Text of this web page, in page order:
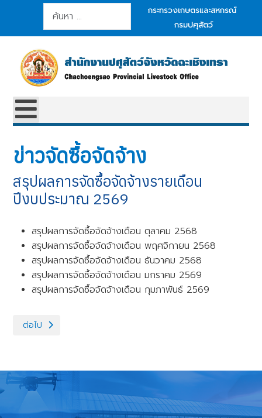
การค้นหา
กระทรวงเกษตรและสหกรณ์
กรมปศุสัตว์
ข่าวจัดซื้อจัดจ้าง
สรุปผลการจัดซื้อจัดจ้างรายเดือน
ปีงบประมาณ 2569
สรุปผลการจัดซื้อจัดจ้างเดือน ตุลาคม 2568
สรุปผลการจัดซื้อจัดจ้างเดือน พฤศจิกายน 2568
สรุปผลการจัดซื้อจัดจ้างเดือน ธันวาคม 2568
สรุปผลการจัดซื้อจัดจ้างเดือน มกราคม 2569
สรุปผลการจัดซื้อจัดจ้างเดือน กุมภาพันธ์ 2569
เนื้อหาถัดไป: ประกาศขายทอดตลาด
ต่อไป